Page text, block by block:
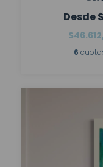
6